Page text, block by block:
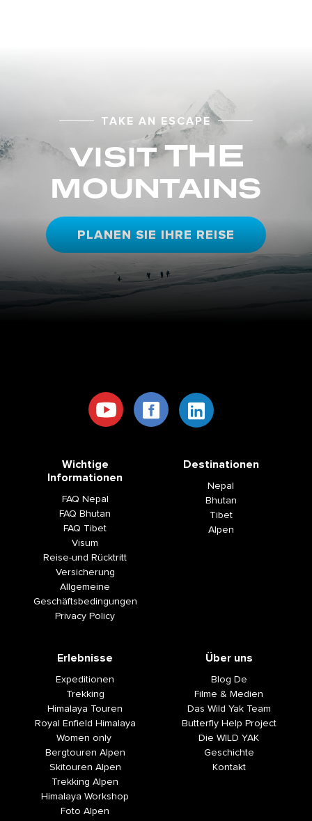
TAKE AN ESCAPE
VISITTHE
MOUNTAINS
PLANEN SIE IHRE REISE
Wichtige
Informationen
FAQ Nepal
FAQ Bhutan
FAQ Tibet
Visum
Reise-und Rücktritt
Versicherung
Allgemeine
Geschäftsbedingungen
Privacy Policy
Destinationen
Nepal
Bhutan
Tibet
Alpen
Erlebnisse
Expeditionen
Trekking
Himalaya Touren
Royal Enfield Himalaya
Women only
Bergtouren Alpen
Skitouren Alpen
Trekking Alpen
Himalaya Workshop
Foto Alpen
Über uns
Blog De
Filme & Medien
Das Wild Yak Team
Butterfly Help Project
Die WILD YAK
Geschichte
Kontakt